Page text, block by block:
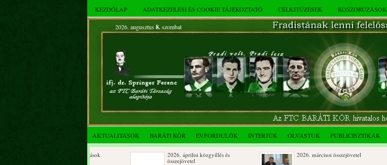
KEZDŐLAP ADATKEZELÉSI ÉS COOKIE TÁJÉKOZTATÓ CÉLKITŰZÉSEK KOSZORÚZÁSOK
2026. augusztus 8.szombat
AKTUALITÁSOK BARÁTI KÖR ÉVFORDULÓK INTERJÚK OLVASTUK PUBLICISZTIKÁK
2026. áprilisi közgyűlés és
összejövetel
2026. márciusi összejövetel